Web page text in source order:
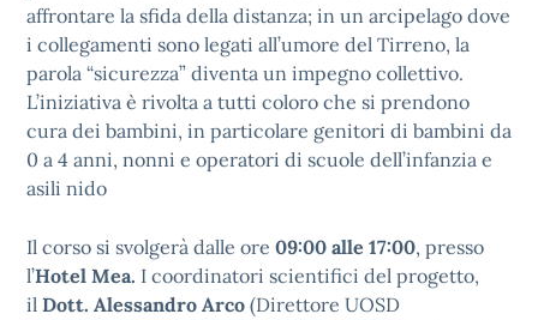
affrontare la sfida della distanza; in un arcipelago dove
i collegamenti sono legati all’umore del Tirreno, la
parola “sicurezza” diventa un impegno collettivo.
L’iniziativa è rivolta a tutti coloro che si prendono
cura dei bambini, in particolare genitori di bambini da
0 a 4 anni, nonni e operatori di scuole dell’infanzia e
asili nido
Il corso si svolgerà dalle ore 09:00 alle 17:00, presso
l’Hotel Mea. I coordinatori scientifici del progetto,
il Dott. Alessandro Arco (Direttore UOSD